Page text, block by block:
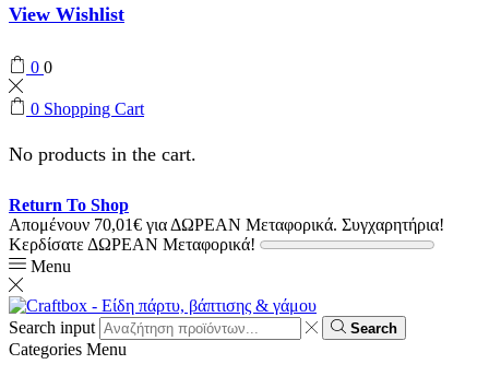
View Wishlist
0 0
0 Shopping Cart
No products in the cart.
Return To Shop
Απομένουν 70,01€ για ΔΩΡΕΑΝ Μεταφορικά. Συγχαρητήρια!
Κερδίσατε ΔΩΡΕΑΝ Μεταφορικά!
Menu
Search input Search
Categories Menu